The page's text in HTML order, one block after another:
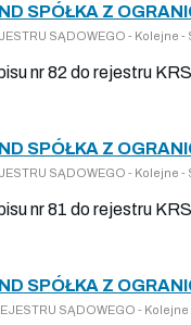
SPÓŁKA Z
SĄDOWEGO - Kolejne
nr 82 do rejestru
SPÓŁKA Z
SĄDOWEGO - Kolejne
nr 81 do rejestru
SPÓŁKA Z
SĄDOWEGO -